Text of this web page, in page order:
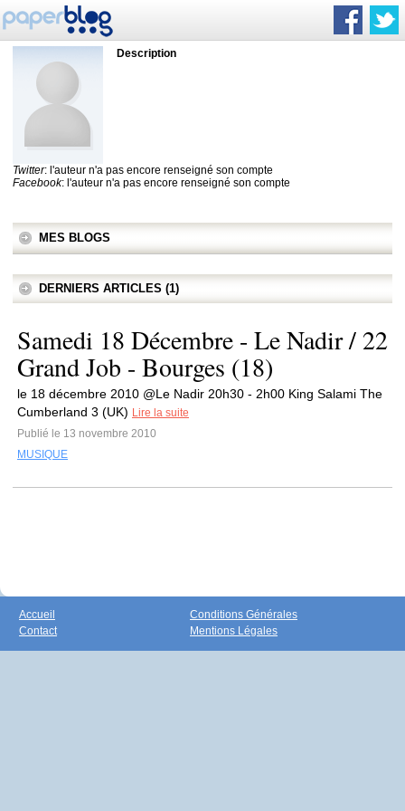
Description
Twitter: l'auteur n'a pas encore renseigné son compte
Facebook: l'auteur n'a pas encore renseigné son compte
MES BLOGS
DERNIERS ARTICLES (1)
Samedi 18 Décembre - Le Nadir / 22
Grand Job - Bourges (18)
le 18 décembre 2010 @Le Nadir 20h30 - 2h00 King Salami The
Cumberland 3 (UK) Lire la suite
Publié le 13 novembre 2010
MUSIQUE
Accueil
Contact
Conditions Générales
Mentions Légales